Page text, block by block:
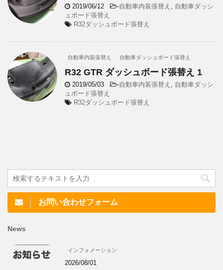
2019/06/12 -自動車内装張替え , 自動車ダッシ
ュボード張替え
R32ダッシュボード張替え
自動車内装張替え 自動車ダッシュボード張替え
R32 GTR ダッシュボード張替え 1
2019/05/03 -自動車内装張替え , 自動車ダッシ
ュボード張替え
R32ダッシュボード張替え
お問い合わせフォーム
News
インフォメーション
2026/08/01